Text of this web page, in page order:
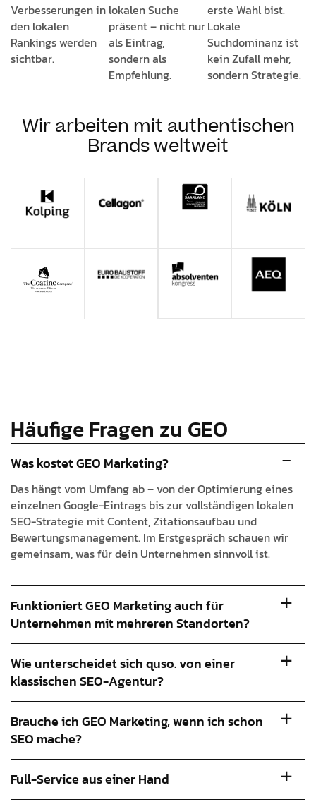
Verbesserungen in
den lokalen
Rankings werden
sichtbar.
lokalen Suche
präsent – nicht nur
als Eintrag,
sondern als
Empfehlung.
erste Wahl bist.
Lokale
Suchdominanz ist
kein Zufall mehr,
sondern Strategie.
Wir arbeiten mit authentischen
Brands weltweit
Häufige Fragen zu GEO
Was kostet GEO Marketing?
Das hängt vom Umfang ab – von der Optimierung eines
einzelnen Google-Eintrags bis zur vollständigen lokalen
SEO-Strategie mit Content, Zitationsaufbau und
Bewertungsmanagement. Im Erstgespräch schauen wir
gemeinsam, was für dein Unternehmen sinnvoll ist.
Funktioniert GEO Marketing auch für
Unternehmen mit mehreren Standorten?
Wie unterscheidet sich quso. von einer
klassischen SEO-Agentur?
Brauche ich GEO Marketing, wenn ich schon
SEO mache?
Full-Service aus einer Hand